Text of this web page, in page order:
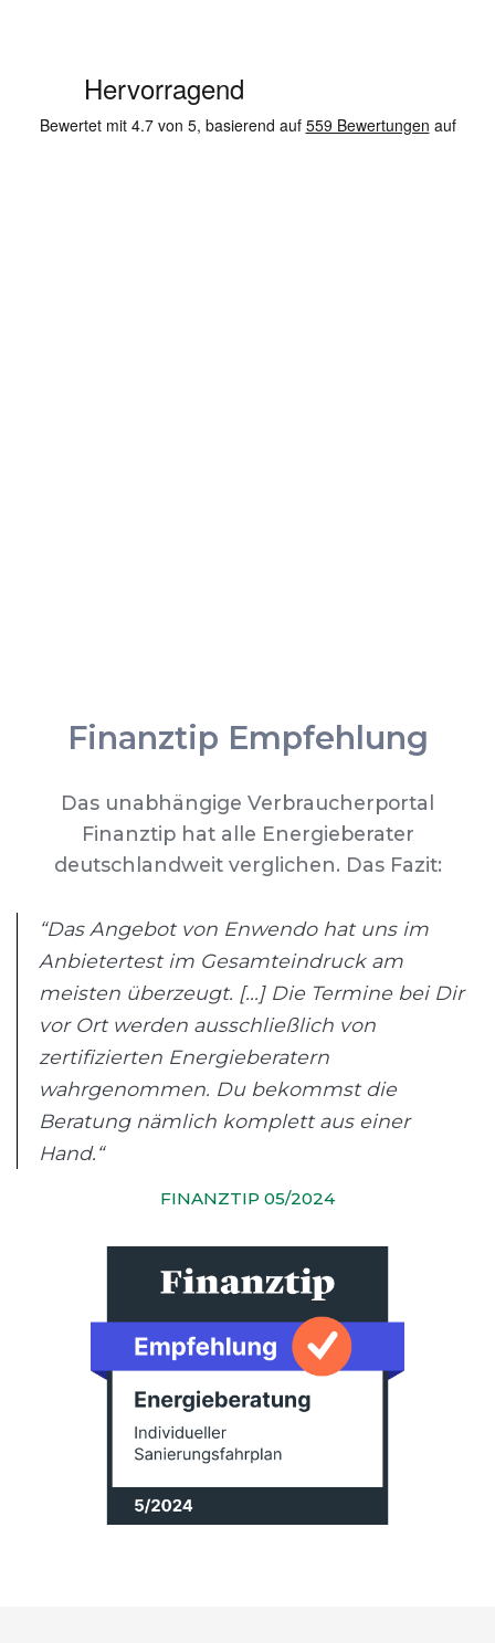
Finanztip Empfehlung
Das unabhängige Verbraucherportal
Finanztip hat alle Energieberater
deutschlandweit verglichen. Das Fazit:
“Das Angebot von Enwendo hat uns im
Anbietertest im Gesamteindruck am
meisten überzeugt. [...] Die Termine bei Dir
vor Ort werden ausschließlich von
zertifizierten Energieberatern
wahrgenommen. Du bekommst die
Beratung nämlich komplett aus einer
Hand.“
FINANZTIP 05/2024